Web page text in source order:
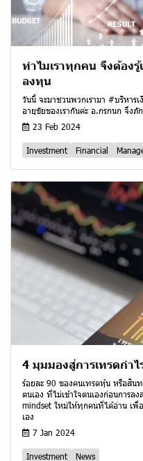
ทำไมเราทุกคน จึงต้องรู้
ลงทุน
วันนี้ จะมาชวนพวกเรามา #บริหาร
อายุขัยของเรากันค่ะ อ.กรกนก จึงภั
23 Feb 2024
Investment Financial
4 มุมมองสู่การเทรดกำ
ร้อยละ 90 ของคนเทรดหุ้น หรือสิน
ตนเอง ที่ไม่เข้าใจตนเองก่อนการล
mindset ใหม่ให้ทุกคนที่ได้อ่าน เพื่
เอง
7 Jan 2024
Investment News